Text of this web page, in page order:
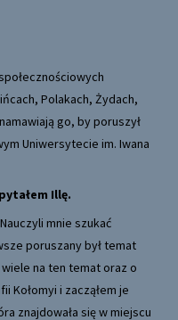
Polakach, Żydach,
go, by poruszył
Uniwersytecie im. Iwana
Illę.
mnie szukać
poruszany był temat
na ten temat oraz o
Kołomyi i zacząłem je
znajdowała się w miejscu